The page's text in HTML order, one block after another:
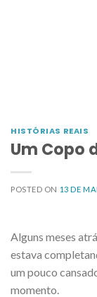
HISTÓRIAS REAIS
Um Copo
POSTED ON 13 DE
Alguns meses
estava
um pouco
momento.